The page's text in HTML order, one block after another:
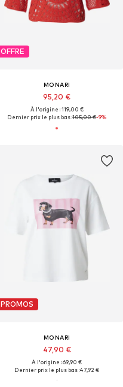
OFFRE
MONARI
95,20 €
À l'origine : 119,00 €
Dernier prix le plus bas :105,00 €-9%
PROMOS
MONARI
47,90 €
À l'origine : 69,90 €
Dernier prix le plus bas :47,92 €